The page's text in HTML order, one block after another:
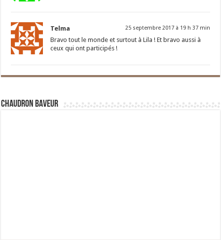
Telma 25 septembre 2017 à 19 h 37 min
Bravo tout le monde et surtout à Lila ! Et bravo aussi à
ceux qui ont participés !
Chaudron Baveur